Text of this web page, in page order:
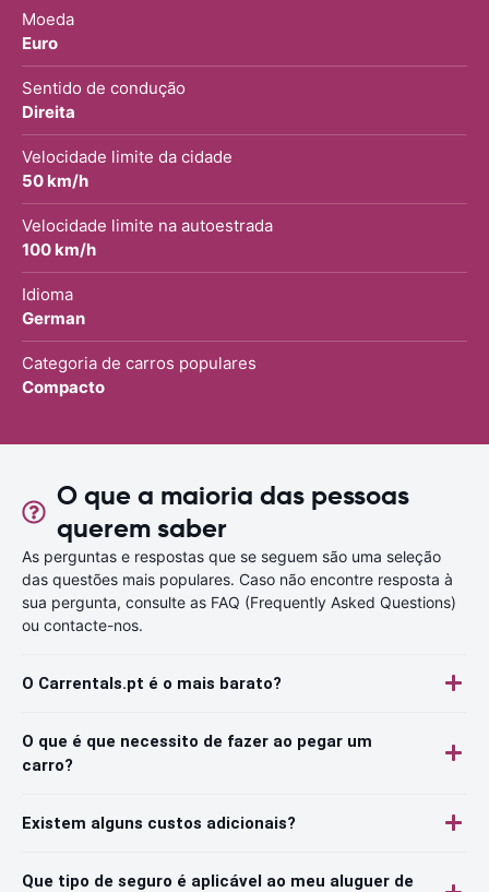
Moeda
Euro
Sentido de condução
Direita
Velocidade limite da cidade
50 km/h
Velocidade limite na autoestrada
100 km/h
Idioma
German
Categoria de carros populares
Compacto
O que a maioria das pessoas
querem saber
As perguntas e respostas que se seguem são uma seleção
das questões mais populares. Caso não encontre resposta à
sua pergunta, consulte as FAQ (Frequently Asked Questions)
ou contacte-nos.
O Carrentals.pt é o mais barato?
O que é que necessito de fazer ao pegar um
carro?
Existem alguns custos adicionais?
Que tipo de seguro é aplicável ao meu aluguer de